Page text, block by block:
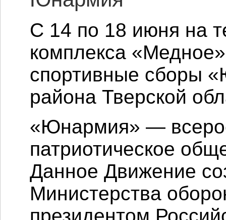
С 14 по 18 июня на
комплекса
спортивные сборы
района Тверской
«Юнармия» —
патриотическое
Данное Движение
Министерства